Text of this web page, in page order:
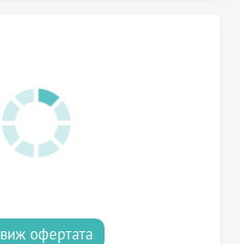
виж офертата